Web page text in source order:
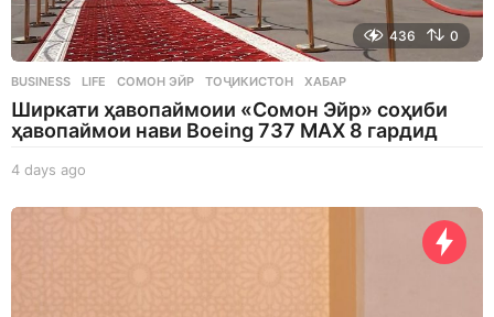
436 0
BUSINESS ,LIFE СОМОН ЭЙР ,ТОҶИКИСТОН ,ХАБАР
Ширкати ҳавопаймоии «Сомон Эйр» соҳиби
ҳавопаймои нави Boeing 737 MAX 8 гардид
4 days ago
a